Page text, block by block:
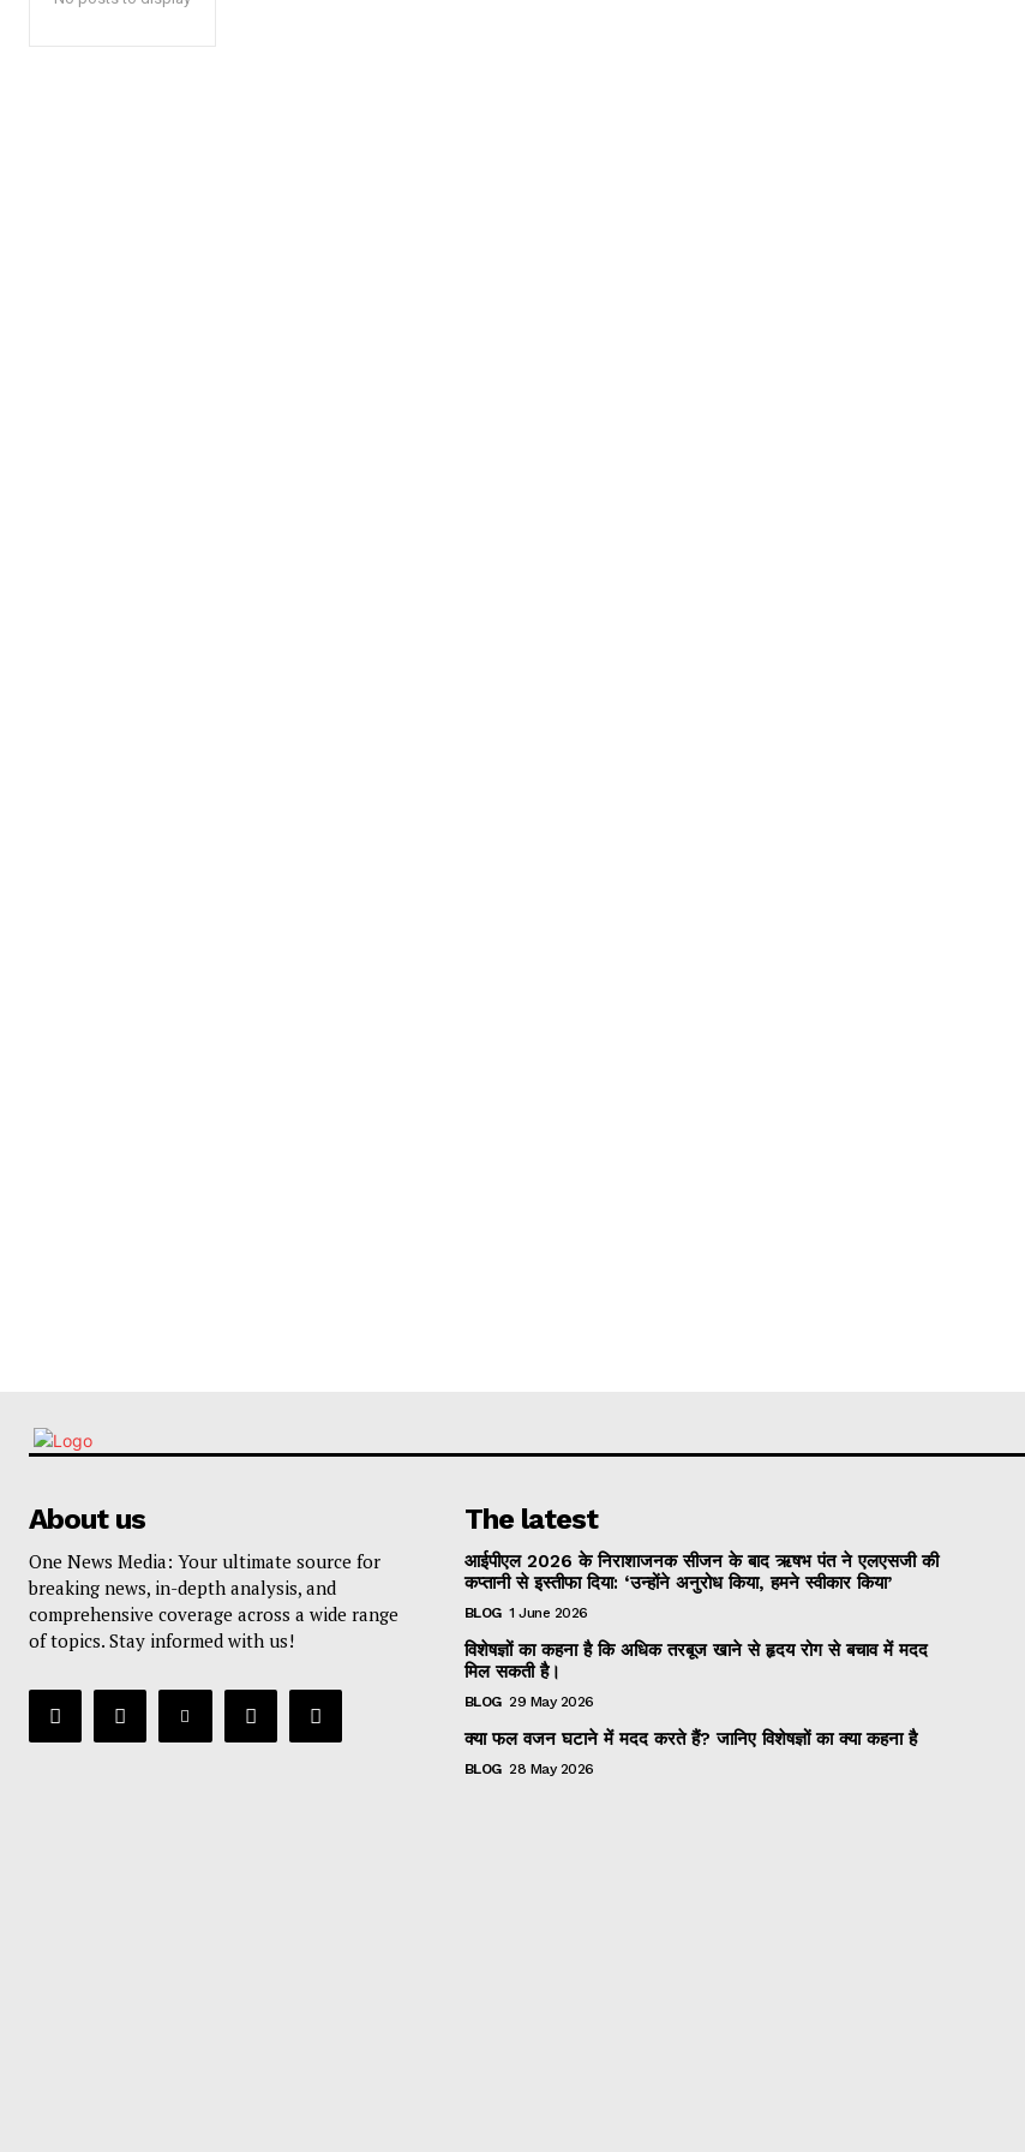
About us
One News Media: Your ultimate source for
breaking news, in-depth analysis, and
comprehensive coverage across a wide range
of topics. Stay informed with us!
The latest
आईपीएल 2026 के निराशाजनक सीजन के बाद ऋषभ पंत ने एलएसजी की
कप्तानी से इस्तीफा दिया: ‘उन्होंने अनुरोध किया, हमने स्वीकार किया’
BLOG 1 June 2026
विशेषज्ञों का कहना है कि अधिक तरबूज खाने से हृदय रोग से बचाव में मदद
मिल सकती है।
BLOG 29 May 2026
क्या फल वजन घटाने में मदद करते हैं? जानिए विशेषज्ञों का क्या कहना है
BLOG 28 May 2026